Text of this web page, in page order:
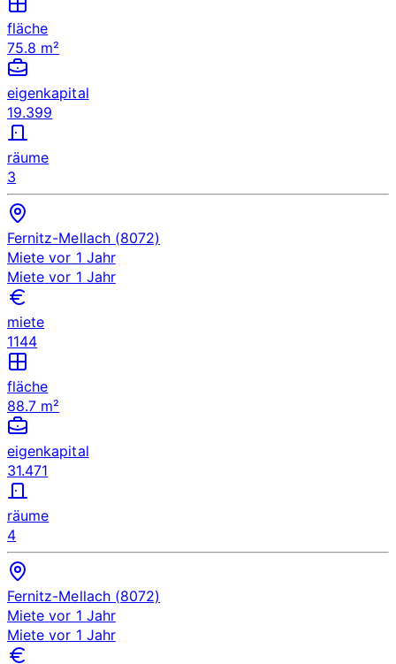
fläche
75.8 m²
eigenkapital
19.399
räume
3
Fernitz-Mellach (8072)
Miete vor 1 Jahr
Miete vor 1 Jahr
miete
1144
fläche
88.7 m²
eigenkapital
31.471
räume
4
Fernitz-Mellach (8072)
Miete vor 1 Jahr
Miete vor 1 Jahr